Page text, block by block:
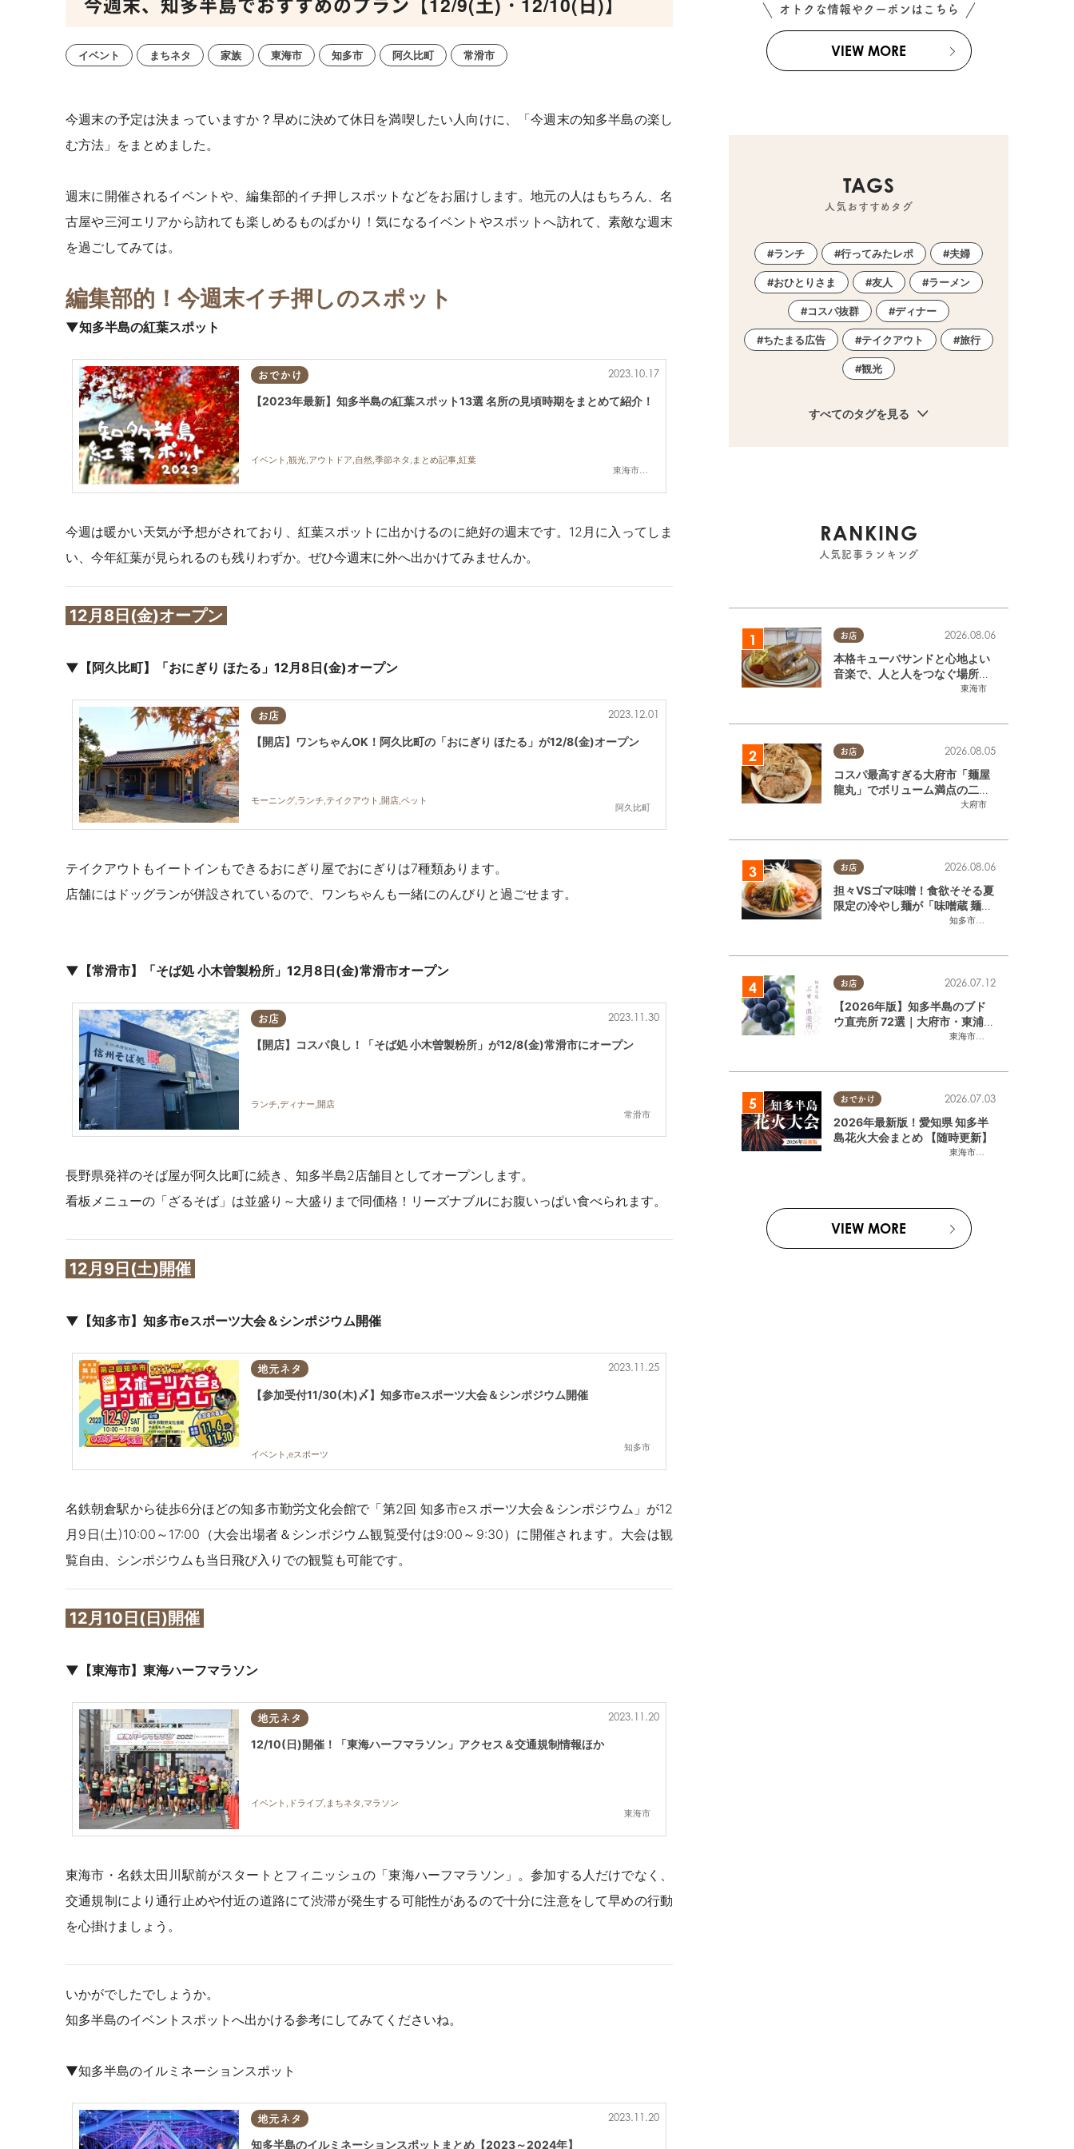
イベント まちネタ 家族 東海市 知多市 阿久比町 常滑市
今週末の予定は決まっていますか？早めに決めて休日を満喫したい人向けに、「今週末の知多半島の楽し
む方法」をまとめました。
週末に開催されるイベントや、編集部的イチ押しスポットなどをお届けします。地元の人はもちろん、名
古屋や三河エリアから訪れても楽しめるものばかり！気になるイベントやスポットへ訪れて、素敵な週末
を過ごしてみては。
編集部的！今週末イチ押しのスポット
▼知多半島の紅葉スポット
おでかけ
東海市,大府市,知多市,常滑市,美浜町
2023.10.17
【2023年最新】知多半島の紅葉スポット13選 名所の見頃時期をまとめて紹介！
イベント,観光,アウトドア,自然,季節ネタ,まとめ記事,紅葉
今週は暖かい天気が予想がされており、紅葉スポットに出かけるのに絶好の週末です。12月に入ってしま
い、今年紅葉が見られるのも残りわずか。ぜひ今週末に外へ出かけてみませんか。
12月8日(金)オープン
▼【阿久比町】「おにぎり ほたる」12月8日(金)オープン
お店
阿久比町
2023.12.01
【開店】ワンちゃんOK！阿久比町の「おにぎり ほたる」が12/8(金)オープン
モーニング,ランチ,テイクアウト,開店,ペット
テイクアウトもイートインもできるおにぎり屋でおにぎりは7種類あります。
店舗にはドッグランが併設されているので、ワンちゃんも一緒にのんびりと過ごせます。
▼【常滑市】「そば処 小木曽製粉所」12月8日(金)常滑市オープン
お店
常滑市
2023.11.30
【開店】コスパ良し！「そば処 小木曽製粉所」が12/8(金)常滑市にオープン
ランチ,ディナー,開店
長野県発祥のそば屋が阿久比町に続き、知多半島2店舗目としてオープンします。
看板メニューの「ざるそば」は並盛り～大盛りまで同価格！リーズナブルにお腹いっぱい食べられます。
12月9日(土)開催
▼【知多市】知多市eスポーツ大会＆シンポジウム開催
地元ネタ
知多市
2023.11.25
【参加受付11/30(木)〆】知多市eスポーツ大会＆シンポジウム開催
イベント,eスポーツ
名鉄朝倉駅から徒歩6分ほどの知多市勤労文化会館で「第2回 知多市eスポーツ大会＆シンポジウム」が12
月9日(土)10:00～17:00（大会出場者＆シンポジウム観覧受付は9:00～9:30）に開催されます。大会は観
覧自由、シンポジウムも当日飛び入りでの観覧も可能です。
12月10日(日)開催
▼【東海市】 東海ハーフマラソン
地元ネタ
東海市
2023.11.20
12/10(日)開催！「東海ハーフマラソン」アクセス＆交通規制情報ほか
イベント,ドライブ,まちネタ,マラソン
東海市・名鉄太田川駅前がスタートとフィニッシュの「東海ハーフマラソン」。参加する人だけでなく、
交通規制により通行止めや付近の道路にて渋滞が発生する可能性があるので十分に注意をして早めの行動
を心掛けましょう。
いかがでしたでしょうか。
知多半島のイベントスポットへ出かける参考にしてみてくださいね。
▼知多半島のイルミネーションスポット
地元ネタ 2023.11.20
知多半島のイルミネーションスポットまとめ【2023～2024年】
オトクな情報やクーポンはこちら
VIEW MORE
TAGS
人気おすすめタグ
ランチ 行ってみたレポ 夫婦
おひとりさま 友人 ラーメン
コスパ抜群 ディナー
ちたまる広告 テイクアウト 旅行
観光
すべてのタグを見る
RANKING
人気記事ランキング
お店
東海市
2026.08.06
本格キューバサンドと心地よい
音楽で、人と人をつなぐ場所。
東海市「JAMMIN'STANDHOU
お店
大府市
2026.08.05
コスパ最高すぎる大府市「麺屋
龍丸」でボリューム満点の二郎
系ラーメンを堪能してきた
お店
知多市
,半田市
2026.08.06
担々VSゴマ味噌！食欲そそる夏
限定の冷やし麺が「味噌蔵 麺四
朗 半田店・知多店」で登場／ち
お店
東海市
,大府市
2026.07.12
【2026年版】知多半島のブド
ウ直売所 72選｜大府市・東浦町
ほかエリア別に一挙紹介
おでかけ
東海市
,大府市
2026.07.03
2026年最新版！愛知県 知多半
島花火大会まとめ 【随時更新】
VIEW MORE